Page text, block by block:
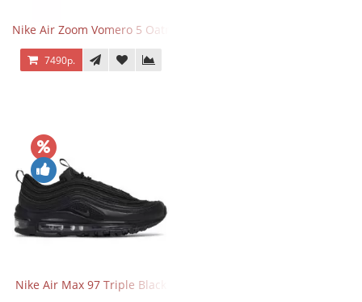
Nike Air Zoom Vomero 5 Oatmeal
7490р.
Nike Air Max 97 Triple Black